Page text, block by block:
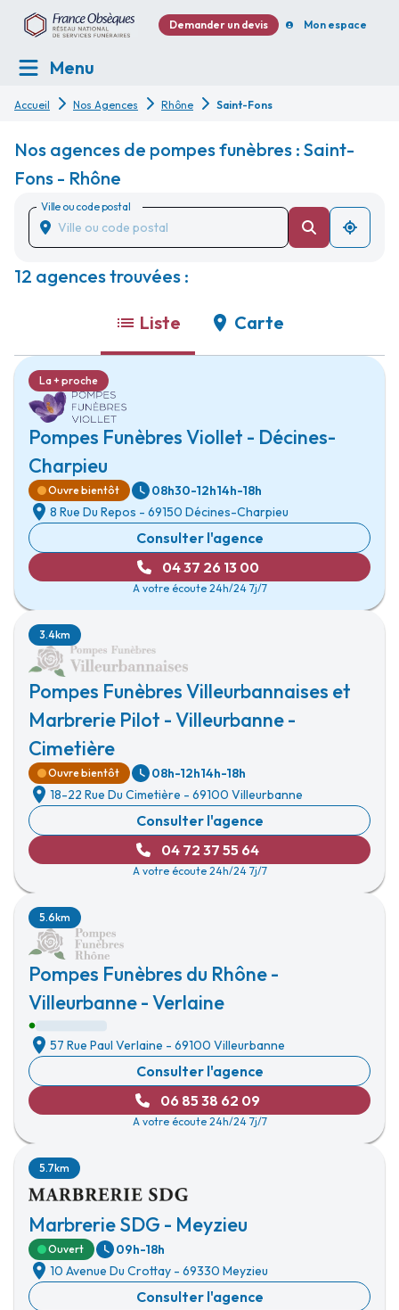
Demander un devis Mon espace
Menu
Accueil Nos Agences Rhône Saint-Fons
Nos agences de pompes funèbres : Saint-
Fons - Rhône
Ville ou code postal
12 agences trouvées :
Liste Carte
Pompes Funèbres Viollet - Décines-
Charpieu
La + proche
Ouvre bientôt 08h30-12h14h-18h
8 Rue Du Repos - 69150 Décines-Charpieu
Consulter l'agence
04 37 26 13 00
A votre écoute 24h/24 7j/7
Pompes Funèbres Villeurbannaises et
Marbrerie Pilot - Villeurbanne -
Cimetière
3.4km
Ouvre bientôt 08h-12h14h-18h
18-22 Rue Du Cimetière - 69100 Villeurbanne
Consulter l'agence
04 72 37 55 64
A votre écoute 24h/24 7j/7
Pompes Funèbres du Rhône -
Villeurbanne - Verlaine
5.6km
57 Rue Paul Verlaine - 69100 Villeurbanne
Consulter l'agence
06 85 38 62 09
A votre écoute 24h/24 7j/7
Marbrerie SDG - Meyzieu
5.7km
Ouvert
09h-18h
10 Avenue Du Crottay - 69330 Meyzieu
Consulter l'agence